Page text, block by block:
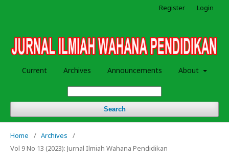
Current Archives Announcements About
Search
Register Login
Home / Archives
/
Vol 9 No 13 (2023): Jurnal Ilmiah Wahana Pendidikan